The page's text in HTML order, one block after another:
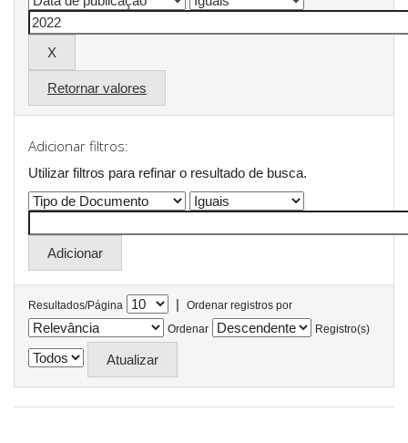
Retornar valores
Adicionar filtros:
Utilizar filtros para refinar o resultado de busca.
Resultados/Página |
Ordenar registros por
Ordenar
Registro(s)